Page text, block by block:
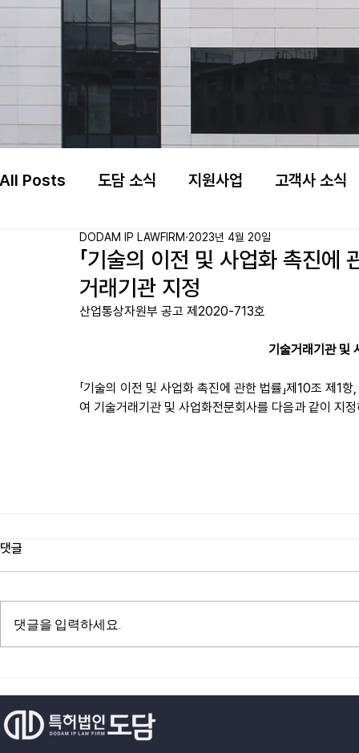
All Posts 도담 소식 지원사업 고객사 소식
「기술의 이전 및 사업화 촉진에
거래기관 지정
DODAM IP LAWFIRM 2023년 4월 20일
산업통상자원부 공고 제2020-713호
기술거래기관 및
「기술의 이전 및 사업화 촉진에 관한 법률」제10조 제
여 기술거래기관 및 사업화전문회사를 다음과 같이 지
댓글
댓글을 입력하세요.